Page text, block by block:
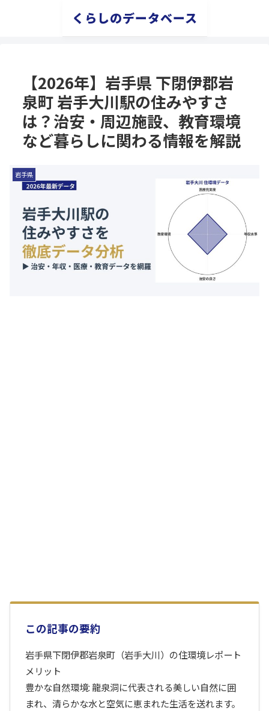
くらしのデータベース
【2026年】岩手県 下閉伊郡岩
泉町 岩手大川駅の住みやすさ
は？治安・周辺施設、教育環境
など暮らしに関わる情報を解説
岩手県
この記事の要約
岩手県下閉伊郡岩泉町（岩手大川）の住環境レポート
メリット
豊かな自然環境: 龍泉洞に代表される美しい自然に囲
まれ、清らかな水と空気に恵まれた生活を送れます。